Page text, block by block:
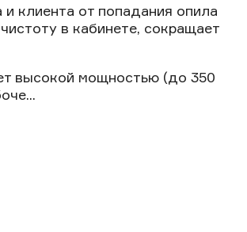
клиента от попадания опила
в кабинете, сокращает
высокой мощностью (до 350